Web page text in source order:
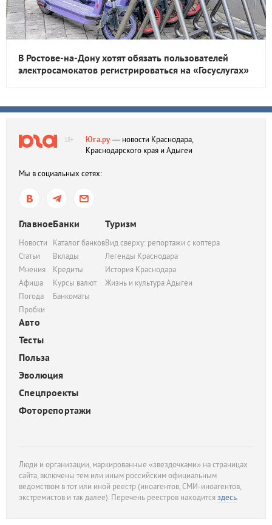
В Ростове-на-Дону хотят обязать пользователей
электросамокатов регистрироваться на «Госуслугах»
18+ Юга.ру— новости Краснодара,
Краснодарского края и Адыгеи
Мы в социальных сетях:
Главное
Новости
Статьи
Мнения
Афиша
Погода
Пробки
Банки
Каталог банков
Вклады
Кредиты
Курсы валют
Банкоматы
Туризм
Вид сверху: репортажи с коптера
Легенды Краснодара
История Краснодара
Жизнь и культура Адыгеи
Авто
Тесты
Польза
Эволюция
Спецпроекты
Фоторепортажи
Люди и организации, маркированные «звездочками» на страницах
сайта, включены тем или иным российским официальным
ведомством в тот или иной реестр (иноагентов, СМИ-иноагентов,
экстремистов и так далее). Перечень реестров находитсяздесь.